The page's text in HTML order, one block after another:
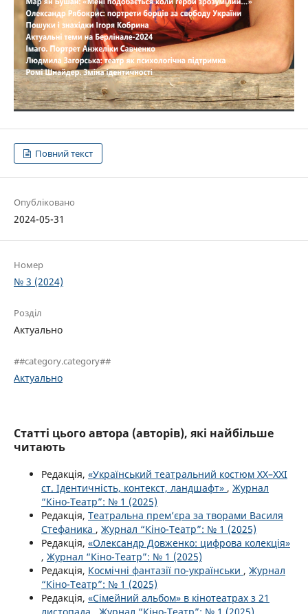
Повний текст
Опубліковано
2024-05-31
Номер
№ 3 (2024)
Розділ
Актуально
##category.category##
Актуально
Статті цього автора (авторів), які найбільше
читають
Редакція, «Український театральний костюм XX–XXI
ст. Ідентичність, контекст, ландшафт» , Журнал
“Кіно-Театр”: № 1 (2025)
Редакція, Театральна прем’єра за творами Василя
Стефаника , Журнал “Кіно-Театр”: № 1 (2025)
Редакція, «Олександр Довженко: цифрова колекція»
, Журнал “Кіно-Театр”: № 1 (2025)
Редакція, Космічні фантазії по-українськи , Журнал
“Кіно-Театр”: № 1 (2025)
Редакція, «Сімейний альбом» в кінотеатрах з 21